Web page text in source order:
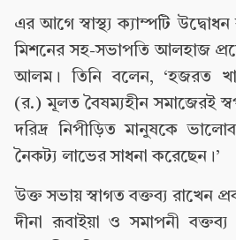
এর আগে স্বাস্থ্য ক্যাম্পটি
মিশনের সহ-সভাপতি আলহাজ
আলম। তিনি বলেন, ‘হজরত
(র.) মূলত বৈষম্যহীন সমাজেরই
দরিদ্র নিপীড়িত মানুষকে
নৈকট্য লাভের সাধনা করেছেন।’
উক্ত সভায় স্বাগত বক্তব্য রাখেন
দীনা রূবাইয়া ও সমাপনী বক্তব্য